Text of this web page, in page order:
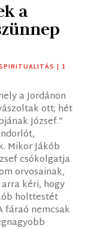
a
| 1
a Jordánon
ott; hét
József.”
Mikor Jákób
csókolgatja
orvosainak,
kéri, hogy
holttestét
fáraó nemcsak